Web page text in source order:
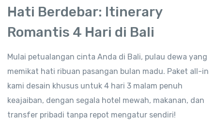
Hati Berdebar: Itinerary
Romantis 4 Hari di Bali
Mulai petualangan cinta Anda di Bali, pulau dewa yang
memikat hati ribuan pasangan bulan madu. Paket all-in
kami desain khusus untuk 4 hari 3 malam penuh
keajaiban, dengan segala hotel mewah, makanan, dan
transfer pribadi tanpa repot mengatur sendiri!